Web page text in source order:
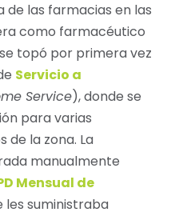
de las farmacias en las
como farmacéutico
topó por primera vez
Servicio a
Service), donde se
para varias
de la zona. La
manualmente
Mensual de
les suministraba